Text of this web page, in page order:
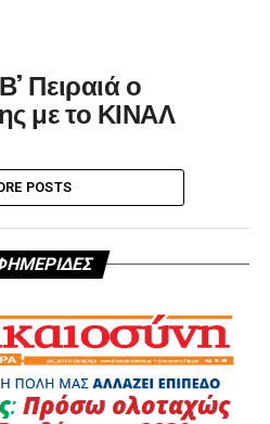
Πειραιά ο
με το ΚΙΝΑΛ
POSTS